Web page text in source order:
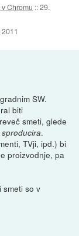
Chromu ::29.
SW.
biti
smeti, glede
sproducira.
TVji, ipd.) bi
proizvodnje, pa
smeti so v